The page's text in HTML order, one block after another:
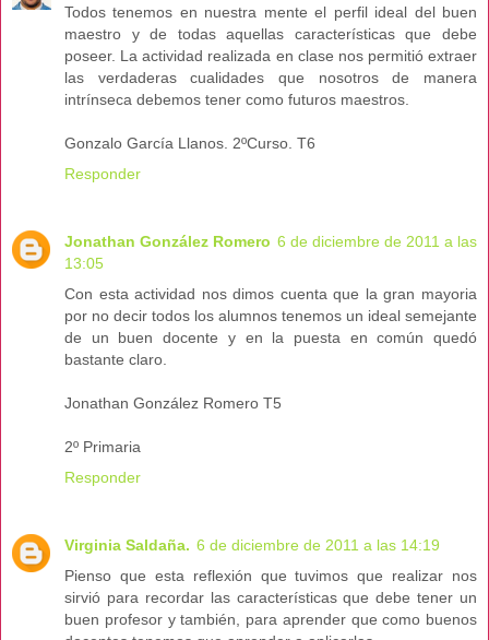
Todos tenemos en nuestra mente el perfil ideal del buen
maestro y de todas aquellas características que debe
poseer. La actividad realizada en clase nos permitió extraer
las verdaderas cualidades que nosotros de manera
intrínseca debemos tener como futuros maestros.
Gonzalo García Llanos. 2ºCurso. T6
Responder
Jonathan González Romero 6 de diciembre de 2011 a las
13:05
Con esta actividad nos dimos cuenta que la gran mayoria
por no decir todos los alumnos tenemos un ideal semejante
de un buen docente y en la puesta en común quedó
bastante claro.
Jonathan González Romero T5
2º Primaria
Responder
Virginia Saldaña. 6 de diciembre de 2011 a las 14:19
Pienso que esta reflexión que tuvimos que realizar nos
sirvió para recordar las características que debe tener un
buen profesor y también, para aprender que como buenos